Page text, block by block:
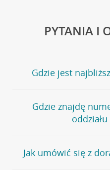
PYTANIA I
Gdzie jest
Jeśli szukasz oddziału
stronęPlacówki i bankomaty,
wygodna wyszukiwarka.
oddziałów
Gdzie znajdę
Bank Credit Agricole nie
telefonu do placówki
Jak umówić się z